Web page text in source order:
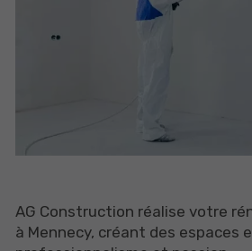
AG Construction réalise votre
à Mennecy, créant des espaces